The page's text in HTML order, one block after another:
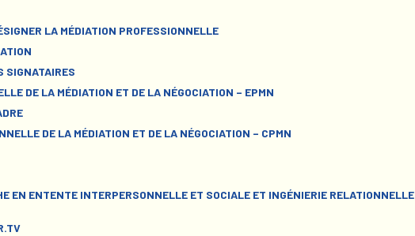
LA MÉDIATION PROFESSIONNELLE
SIGNATAIRES
DE LA MÉDIATION ET DE LA NÉGOCIATION – EPMN
DE LA MÉDIATION ET DE LA NÉGOCIATION – CPMN
EN ENTENTE INTERPERSONNELLE ET SOCIALE ET INGÉNIERIE RELATIONNELLE